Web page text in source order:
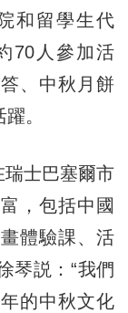
和留學生代
70人參加活
、中秋月餅
。
士巴塞爾市
，包括中國
體驗課、活
琴説：“我們
的中秋文化